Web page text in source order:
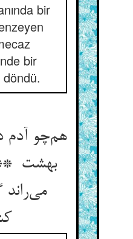
bir
bir
هم‌چو آدم
بهشت
می‌راند